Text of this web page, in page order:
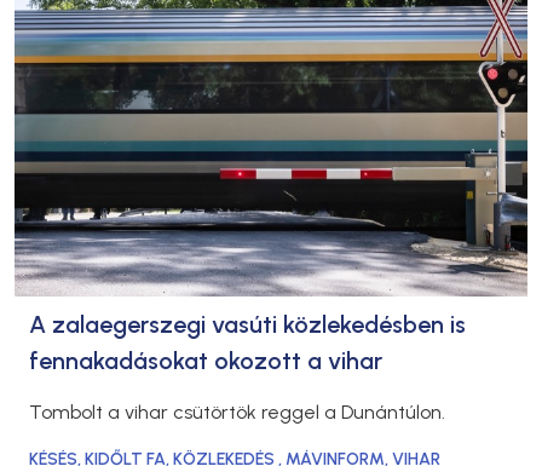
A zalaegerszegi vasúti közlekedésben is
fennakadásokat okozott a vihar
Tombolt a vihar csütörtök reggel a Dunántúlon.
KÉSÉS,KIDŐLT FA,KÖZLEKEDÉS , MÁVINFORM,VIHAR